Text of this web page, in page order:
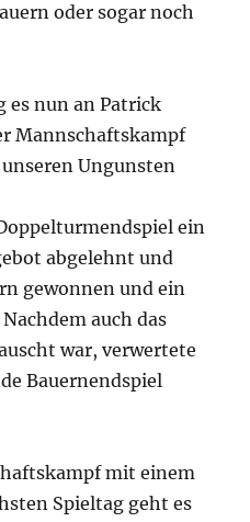
oder sogar noch
es nun an Patrick
Mannschaftskampf
Ungunsten
ein
abgelehnt und
gewonnen und ein
auch das
war, verwertete
Bauernendspiel
mit einem
Spieltag geht es